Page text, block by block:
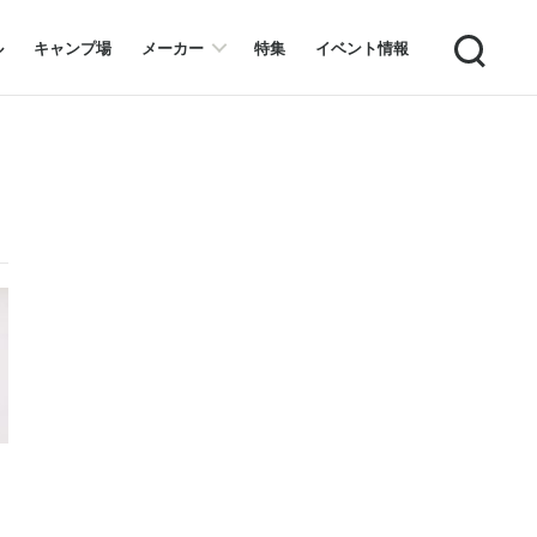
キャンプ場 メーカー 特集 イベント情報 Search